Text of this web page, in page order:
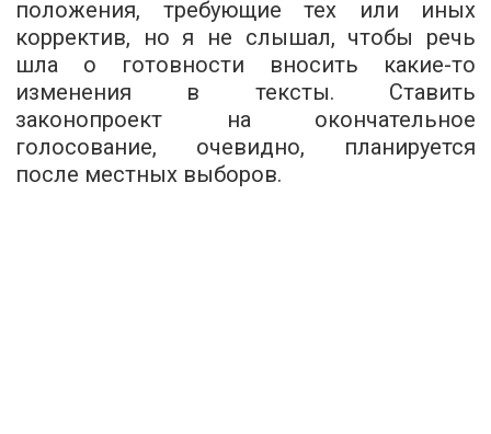
положения, требующие тех или иных
корректив, но я не слышал, чтобы речь
шла о готовности вносить какие-то
изменения в тексты. Ставить
законопроект на окончательное
голосование, очевидно, планируется
после местных выборов.